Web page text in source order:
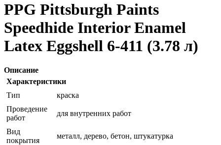
PPG Pittsburgh Paints
Speedhide Interior Enamel
Latex Eggshell 6-411 (3.78 л)
Описание
Характеристики
Тип
краска
Проведение
работ
для внутренних работ
Вид
покрытия
металл, дерево, бетон, штукатурка